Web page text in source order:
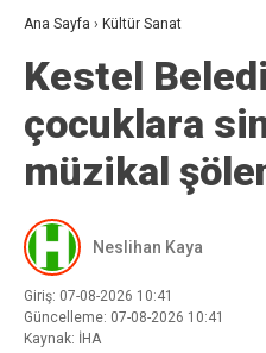
Ana Sayfa › Kültür Sanat
Kestel
çocuklara
müzikal
Neslihan Kaya
Giriş: 07-08-2026 10:41
Güncelleme: 07-08-2026 10:41
Kaynak: İHA